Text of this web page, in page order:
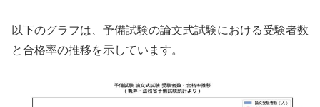
以下のグラフは、予備試験の論文式試験における受験者数
と合格率の推移を示しています。